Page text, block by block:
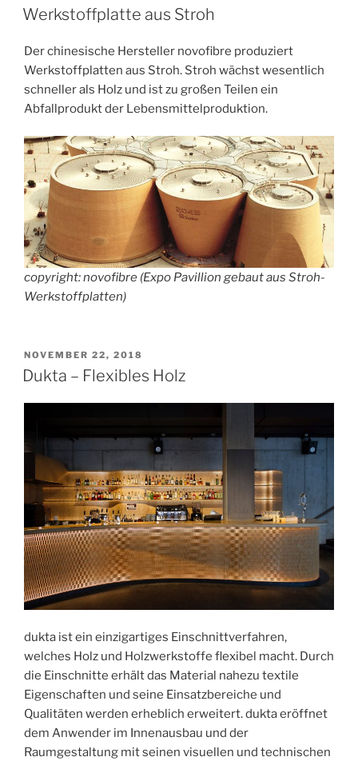
AM
Werkstoffplatte aus Stroh
Der chinesische Hersteller novofibre produziert
Werkstoffplatten aus Stroh. Stroh wächst wesentlich
schneller als Holz und ist zu großen Teilen ein
Abfallprodukt der Lebensmittelproduktion.
copyright: novofibre (Expo Pavillion gebaut aus Stroh-
Werkstoffplatten)
VERÖFFENTLICHT
AM
NOVEMBER 22, 2018
Dukta – Flexibles Holz
dukta ist ein einzigartiges Einschnittverfahren,
welches Holz und Holzwerkstoffe flexibel macht. Durch
die Einschnitte erhält das Material nahezu textile
Eigenschaften und seine Einsatzbereiche und
Qualitäten werden erheblich erweitert. dukta eröffnet
dem Anwender im Innenausbau und der
Raumgestaltung mit seinen visuellen und technischen